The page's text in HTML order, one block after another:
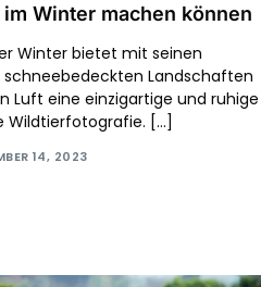
Winter machen können
Winter bietet mit seinen
Landschaften
Luft eine einzigartige und ruhige
Wildtierfotografie. […]
14, 2023